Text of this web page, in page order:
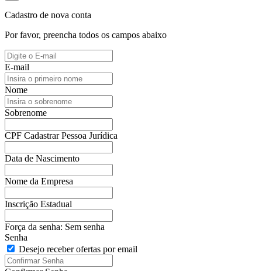
Cadastro de nova conta
Por favor, preencha todos os campos abaixo
E-mail
Nome
Sobrenome
CPF Cadastrar Pessoa Jurídica
Data de Nascimento
Nome da Empresa
Inscrição Estadual
Força da senha: Sem senha
Senha
Desejo receber ofertas por email